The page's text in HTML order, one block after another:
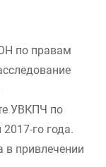
по правам
УВКПЧ по
го года.
в привлечении